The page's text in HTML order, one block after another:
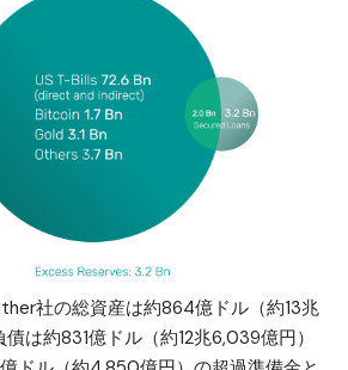
社の総資産は約864億ドル（約13兆
は約831億ドル（約12兆6,039億円）